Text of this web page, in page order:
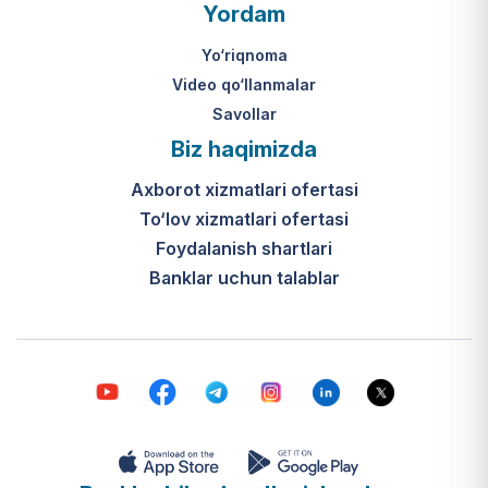
O‘zbekiston Respublikasi Vazirlar
316-son qarori hamda Prezidentning
PQ-410-son qarori.
Ijtimoiy qo‘llab-quvvatlash
markazlari (IQQM) o‘zi nima?
Bular ilgarigi “Saxovat” keksalar va
nogironligi bo‘lgan shaxslar uchun
internat uylari hamda Urush va
mehnat faxriylari pansionatining
Yordam
Yo‘riqnoma
Video qo‘llanmalar
Savollar
Biz haqimizda
Axborot xizmatlari ofertasi
To‘lov xizmatlari ofertasi
Foydalanish shartlari
Banklar uchun talablar